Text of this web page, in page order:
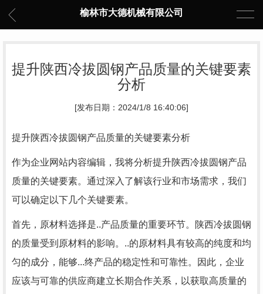
榆林市大德机械有限公司
提升陕西冷拔圆钢产品质量的关键要素
分析
[发布日期：2024/1/8 16:40:06]
提升陕西冷拔圆钢产品质量的关键要素分析
作为企业网站内容编辑，我将分析提升陕西冷拔圆钢产品
质量的关键要素。通过深入了解该行业和市场需求，我们
可以确定以下几个关键要素。
首先，原材料选择是..产品质量的重要环节。陕西冷拔圆钢
的质量受到原材料的影响。..的原材料具有较高的纯度和均
匀的成分，能够...终产品的稳定性和可靠性。因此，企业
应该与可靠的供应商建立长期合作关系，以获取高质量的